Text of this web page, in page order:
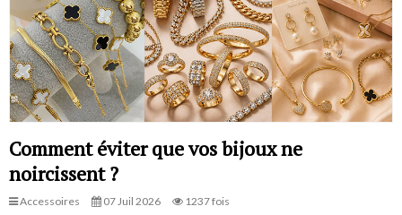
Comment éviter que vos bijoux ne
noircissent ?
Accessoires 07 Juil 2026 1237 fois